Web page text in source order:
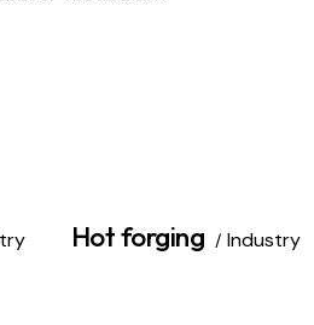
Industry
Hot forging